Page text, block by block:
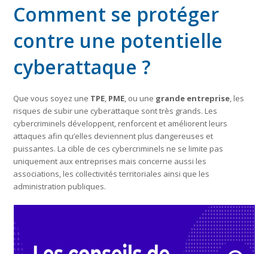
Comment se protéger
contre une potentielle
cyberattaque ?
Que vous soyez une TPE, PME, ou une grande entreprise, les
risques de subir une cyberattaque sont très grands. Les
cybercriminels développent, renforcent et améliorent leurs
attaques afin qu’elles deviennent plus dangereuses et
puissantes. La cible de ces cybercriminels ne se limite pas
uniquement aux entreprises mais concerne aussi les
associations, les collectivités territoriales ainsi que les
administration publiques.